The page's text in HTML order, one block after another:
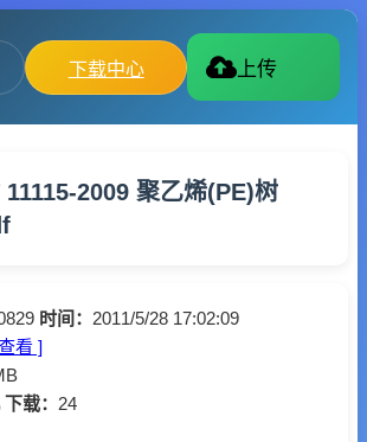
下载中心 上传
2009 聚乙烯(PE)树
时间： 2011/5/28 17:02:09
看 ]
下载： 24